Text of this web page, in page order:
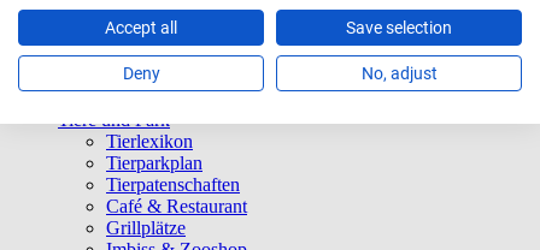
Besuch mit Beeinträchtigungen
Veranstaltungen
Tierparkordnung
Spenden
Barrierefreiheit
Tiere und Park
Tierlexikon
Tierparkplan
Tierpatenschaften
Café & Restaurant
Grillplätze
Accept all Save selection
Deny No, adjust